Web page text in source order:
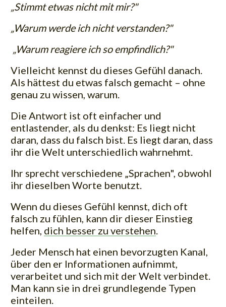
„Stimmt etwas nicht mit mir?"
„Warum werde ich nicht verstanden?"
„Warum reagiere ich so empfindlich?"
Vielleicht kennst du dieses Gefühl danach.
Als hättest du etwas falsch gemacht – ohne
genau zu wissen, warum.
Die Antwort ist oft einfacher und
entlastender, als du denkst: Es liegt nicht
daran, dass du falsch bist. Es liegt daran, dass
ihr die Welt unterschiedlich wahrnehmt.
Ihr sprecht verschiedene „Sprachen", obwohl
ihr dieselben Worte benutzt.
Wenn du dieses Gefühl kennst, dich oft
falsch zu fühlen, kann dir dieser Einstieg
helfen, dich besser zu verstehen.
Jeder Mensch hat einen bevorzugten Kanal,
über den er Informationen aufnimmt,
verarbeitet und sich mit der Welt verbindet.
Man kann sie in drei grundlegende Typen
einteilen.